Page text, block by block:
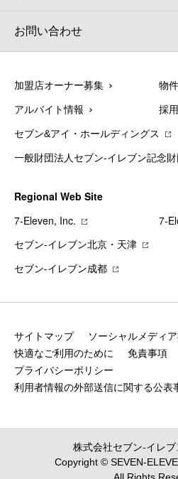
お問い合わせ
加盟店オーナー募集 物
アルバイト情報 採
セブン&アイ・ホールディングス
一般財団法人セブン-イレブン記念財
Regional Web Site
7‐Eleven, Inc.
セブン‐イレブン北京・天津
セブン‐イレブン成都
サイトマップ
ソーシャルメディ
快適なご利用のために
免責事項
プライバシーポリシー
利用者情報の外部送信に関する公表
株式会社セブン‐イレ
Copyright © SEVEN-